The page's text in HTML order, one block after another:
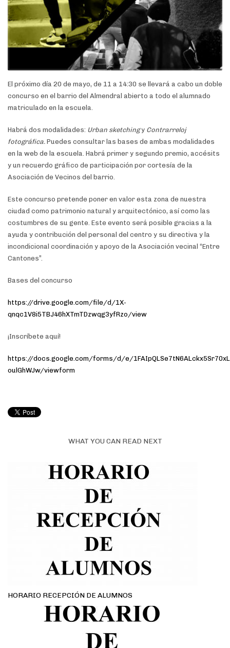
El próximo día 20 de mayo, de 11 a 14:30 se llevará a cabo un doble
concurso en el barrio del Almendral abierto a todo el alumnado
matriculado en la escuela.
Habrá dos modalidades: Urban sketchingy Contrarreloj
fotográfica. Puedes consultar las bases de ambas modalidades
en la web de la escuela. Habrá primer y segundo premio, accésits
y un recuerdo gráfico de participación por cortesía de la
Asociación de Vecinos del barrio.
Este concurso pretende poner en valor esta zona de nuestra
ciudad como patrimonio natural y arquitectónico, así como las
costumbres de su gente. Este evento será posible gracias a la
ayuda y contribución del personal del centro y su directiva y la
incondicional coordinación y apoyo de la Asociación vecinal “Entre
Cantones”.
Bases del concurso
https://drive.google.com/file/d/1X-
qnqc1V8i5TBJ46hXTmTDzwqg3yfRzo/view
¡Inscríbete aquí!
https://docs.google.com/forms/d/e/
oulGhWJw/viewform
WHAT YOU CAN READ NEXT
HORARIO RECEPCIÓN DE ALUMNOS